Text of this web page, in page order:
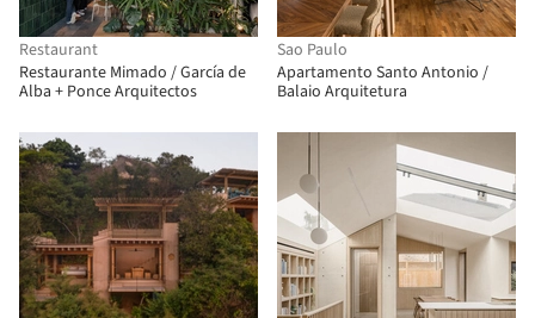
Restaurant
Restaurante Mimado / García de
Alba + Ponce Arquitectos
Sao Paulo
Apartamento Santo Antonio /
Balaio Arquitetura